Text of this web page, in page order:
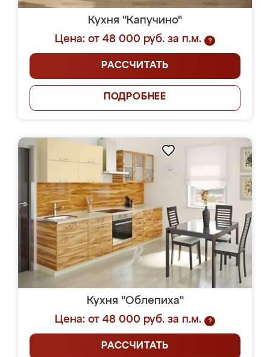
Кухня "Капучино"
Цена: от 48 000 руб. за п.м.
?
РАССЧИТАТЬ
ПОДРОБНЕЕ
Кухня "Облепиха"
Цена: от 48 000 руб. за п.м.
?
РАССЧИТАТЬ